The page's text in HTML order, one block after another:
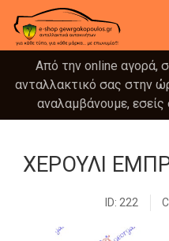
Από την online αγορά,
ανταλλακτικό σας στην
αναλαμβάνουμε,
ΧΕΡΟΥΛΙ
ID: 222